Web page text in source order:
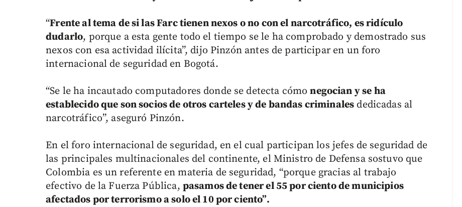
“Frente al tema de si las Farc tienen nexos o no con el narcotráfico, es ridículo
dudarlo, porque a esta gente todo el tiempo se le ha comprobado y demostrado sus
nexos con esa actividad ilícita”, dijo Pinzón antes de participar en un foro
internacional de seguridad en Bogotá.
“Se le ha incautado computadores donde se detecta cómonegocian y se ha
establecido que son socios de otros carteles y de bandas criminales dedicadas al
narcotráfico”, aseguró Pinzón.
En el foro internacional de seguridad, en el cual participan los jefes de seguridad de
las principales multinacionales del continente, el Ministro de Defensa sostuvo que
Colombia es un referente en materia de seguridad, “porque gracias al trabajo
efectivo de la Fuerza Pública, pasamos de tener el 55 por ciento de municipios
afectados por terrorismo a solo el 10 por ciento”.